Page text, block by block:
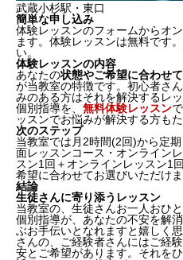
武蔵小杉駅・東口
簡単な申し込み
体験レッスンのフォームからオ
ます。 体験レッスンは無料です
い。
体験レッスンの内容
あなたの状態やご希望に合わせ
が当教室の特徴です。初心者さ
みのある方はそれを解決するレ
個別指導を、 無料体験レッスン
ッスンでお悩みが解決する方も
次のステップ
当教室では月2時間(2回)から定
面レッスンコース・オンライン
スン1回＋オンラインレッスン1
希望に合わせてお選びいただけま
結論
生徒さんに寄り添うレッスン
当教室の、生徒さんお一人おひ
個別指導が、あなたの不安を解
ぶお手伝いとなれますと嬉しく
さんの、ご経験者さんにはご経
安とご希望があります。それを